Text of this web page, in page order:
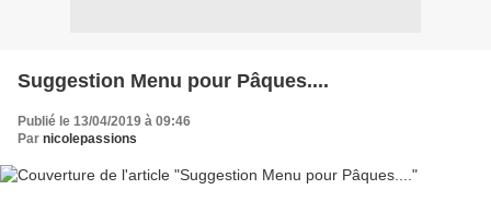
Suggestion Menu pour Pâques....
Publié le 13/04/2019 à 09:46
Par nicolepassions